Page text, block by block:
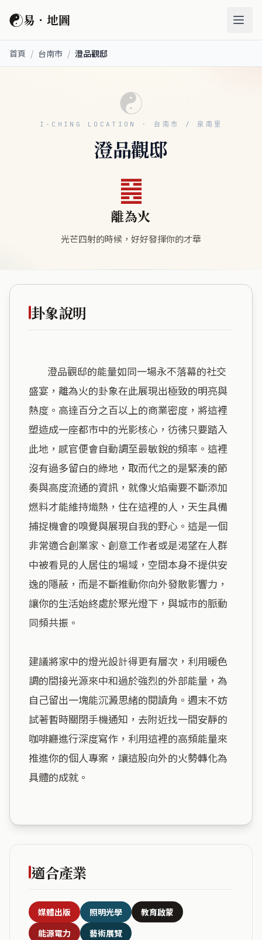
☯易．地圖
首頁 / 台南市 / 澄品觀邸
☯
I-CHING LOCATION · 台南市 / 泉南里
澄品觀邸
䷝
離為火
光芒四射的時候，好好發揮你的才華
卦象說明
盛宴，離為火的卦象在此展現出極致的明亮與
熱度。高達百分之百以上的商業密度，將這裡
塑造成一座都市中的光影核心，彷彿只要踏入
此地，感官便會自動調至最敏銳的頻率。這裡
沒有過多留白的綠地，取而代之的是緊湊的節
奏與高度流通的資訊，就像火焰需要不斷添加
燃料才能維持熾熱，住在這裡的人，天生具備
捕捉機會的嗅覺與展現自我的野心。這是一個
非常適合創業家、創意工作者或是渴望在人群
中被看見的人居住的場域，空間本身不提供安
逸的隱蔽，而是不斷推動你向外發散影響力，
讓你的生活始終處於聚光燈下，與城市的脈動
同頻共振。
建議將家中的燈光設計得更有層次，利用暖色
調的間接光源來中和過於強烈的外部能量，為
自己留出一塊能沉澱思緒的閱讀角。週末不妨
試著暫時關閉手機通知，去附近找一間安靜的
咖啡廳進行深度寫作，利用這裡的高頻能量來
推進你的個人專案，讓這股向外的火勢轉化為
具體的成就。
適合產業
媒體出版 照明光學
教育啟蒙
能源電力
藝術展覽